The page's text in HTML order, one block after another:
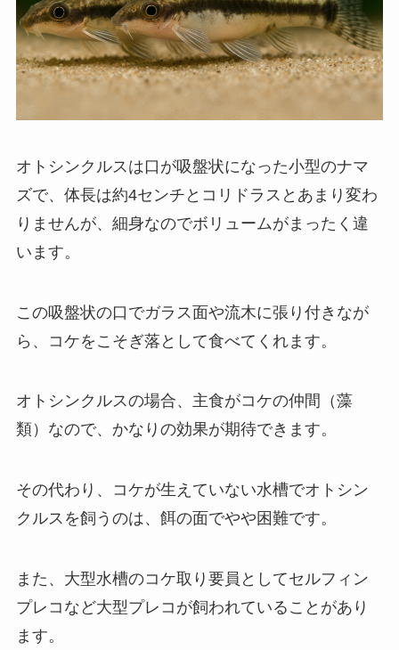
オトシンクルスは口が吸盤状になった小型のナマ
ズで、体長は約4センチとコリドラスとあまり変わ
りませんが、細身なのでボリュームがまったく違
います。
この吸盤状の口でガラス面や流木に張り付きなが
ら、コケをこそぎ落として食べてくれます。
オトシンクルスの場合、主食がコケの仲間（藻
類）なので、かなりの効果が期待できます。
その代わり、コケが生えていない水槽でオトシン
クルスを飼うのは、餌の面でやや困難です。
また、大型水槽のコケ取り要員としてセルフィン
プレコなど大型プレコが飼われていることがあり
ます。